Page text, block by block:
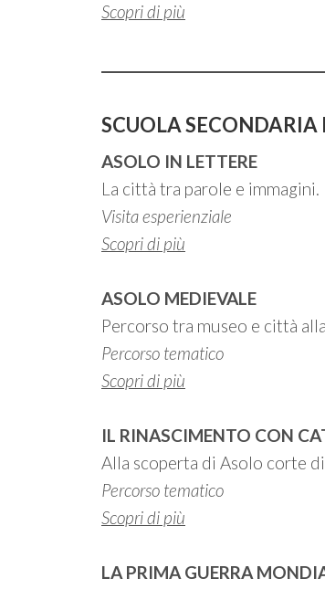
Scopri di più
SCUOLA SECONDARIA
ASOLO IN LETTERE
La città tra parole e immagini.
Visita esperienziale
Scopri di più
ASOLO MEDIEVALE
Percorso tra museo e città
Percorso tematico
Scopri di più
IL RINASCIMENTO CON
Alla scoperta di Asolo corte
Percorso tematico
Scopri di più
LA PRIMA GUERRA